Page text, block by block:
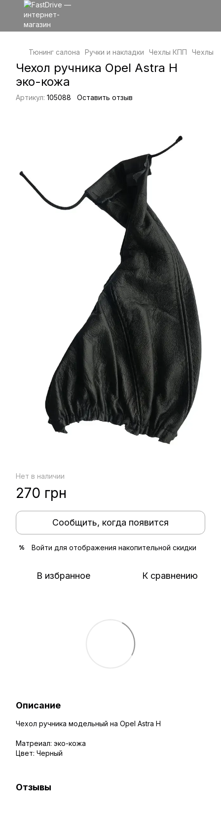
Тюнинг салона Ручки и накладки Чехлы КПП Чехлы
Чехол ручника Opel Astra H
эко-кожа
Артикул: 105088 Оставить отзыв
Нет в наличии
270 грн
Сообщить, когда появится
% Войти для отображения накопительной скидки
В избранное К сравнению
Описание
Чехол ручника модельный на Opel Astra H
Матреиал: эко-кожа
Цвет: Черный
Отзывы